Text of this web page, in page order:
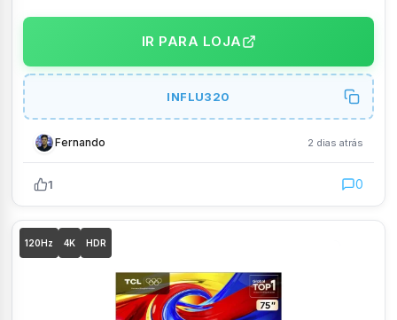
IR PARA LOJA
INFLU320
Fernando 2 dias atrás
1 0
120Hz 4K HDR